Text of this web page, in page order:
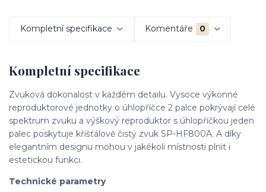
Kompletní specifikace Komentáře 0
Kompletní specifikace
Zvuková dokonalost v každém detailu. Vysoce výkonné
reproduktorové jednotky o úhlopříčce 2 palce pokrývají celé
spektrum zvuku a výškový reproduktor s úhlopříčkou jeden
palec poskytuje křišťálově čistý zvuk SP-HF800A. A díky
elegantním designu mohou v jakékoli místnosti plnit i
estetickou funkci.
Technické parametry